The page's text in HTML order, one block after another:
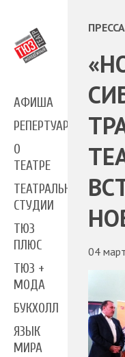
АФИША
РЕПЕРТУАР
О
ТЕАТРЕ
ТЕАТРАЛЬНЫЕ
СТУДИИ
ТЮЗ
ПЛЮС
ТЮЗ +
МОДА
БУКХОЛЛ
ЯЗЫК
МИРА
ПРЕССА
04